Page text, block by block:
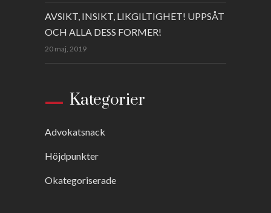
AVSIKT, INSIKT, LIKGILTIGHET! UPPSÅT
OCH ALLA DESS FORMER!
20 maj, 2019
Kategorier
Advokatsnack
Höjdpunkter
Okategoriserade